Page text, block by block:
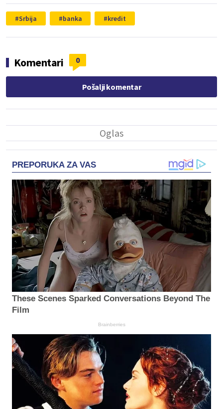
Srbija banka kredit
Komentari 0
Pošalji komentar
PREPORUKA ZA VAS
These Scenes Sparked Conversations Beyond The
Film
Brainberries